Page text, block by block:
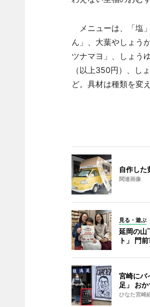
メニューは、「塩
ん」、大葉やしょう
ツナマヨ」、しょう
（以上350円）、し
ど。具材は種類を変
自作した
関連画像
見る・遊ぶ
延岡の山
ト」 門
宮崎にバ
足」 お
ひなた宮崎